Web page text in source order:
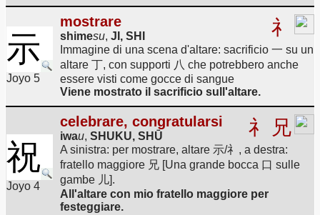
示
Joyo 5
mostrare
shimesu, JI, SHI 礻
Immagine di una scena d'altare: sacrificio 一 su un
altare 丁, con supporti 八 che potrebbero anche
essere visti come gocce di sangue
Viene mostrato il sacrificio sull'altare.
祝
Joyo 4
celebrare, congratularsi
iwau, SHUKU, SHŪ 礻 兄
A sinistra: per mostrare, altare 示/礻, a destra:
fratello maggiore 兄 [Una grande bocca 口 sulle
gambe 儿].
All'altare con mio fratello maggiore per
festeggiare.